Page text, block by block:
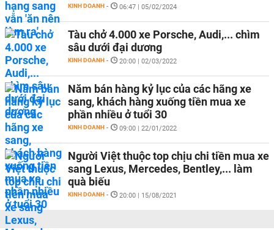
KINH DOANH - 06:47 | 05/02/2024
Tàu chở 4.000 xe Porsche, Audi,... chìm
sâu dưới đại dương
KINH DOANH - 20:00 | 02/03/2022
Năm bán hàng kỷ lục của các hãng xe
sang, khách hàng xuống tiền mua xe
phần nhiều ở tuổi 30
KINH DOANH - 09:00 | 22/01/2022
Người Việt thuộc top chịu chi tiền mua xe
sang Lexus, Mercedes, Bentley,... làm
quà biếu
KINH DOANH - 20:00 | 15/08/2021